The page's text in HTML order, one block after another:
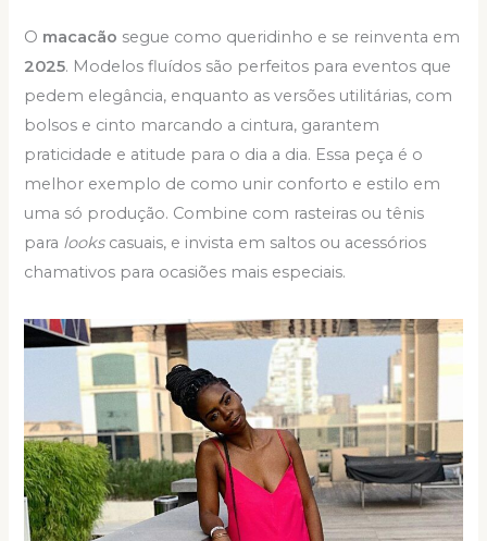
O macacão segue como queridinho e se reinventa em
2025. Modelos fluídos são perfeitos para eventos que
pedem elegância, enquanto as versões utilitárias, com
bolsos e cinto marcando a cintura, garantem
praticidade e atitude para o dia a dia. Essa peça é o
melhor exemplo de como unir conforto e estilo em
uma só produção. Combine com rasteiras ou tênis
para lookscasuais, e invista em saltos ou acessórios
chamativos para ocasiões mais especiais.